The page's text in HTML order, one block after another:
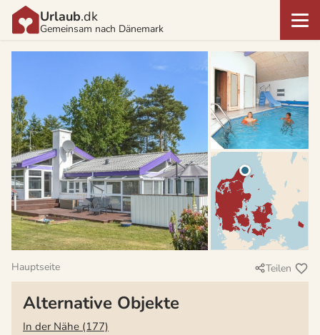
Urlaub.dk
Gemeinsam nach Dänemark
Hauptseite Teilen
Alternative Objekte
In der Nähe (177)